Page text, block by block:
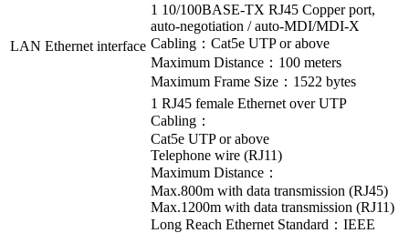
LAN Ethernet interface
1 10/100BASE-TX RJ45 Copper port,
auto-negotiation / auto-MDI/MDI-X
Cabling：Cat5e UTP or above
Maximum Distance：100 meters
Maximum Frame Size：1522 bytes
1 RJ45 female Ethernet over UTP
Cabling：
Cat5e UTP or above
Telephone wire (RJ11)
Maximum Distance：
Max.800m with data transmission (RJ45)
Max.1200m with data transmission (RJ11)
Long Reach Ethernet Standard：IEEE